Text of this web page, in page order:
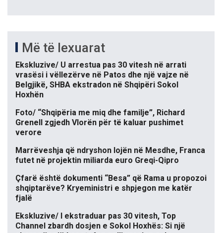
Më të lexuarat
Ekskluzive/ U arrestua pas 30 vitesh në arrati
vrasësi i vëllezërve në Patos dhe një vajze në
Belgjikë, SHBA ekstradon në Shqipëri Sokol
Hoxhën
Foto/ “Shqipëria me miq dhe familje”, Richard
Grenell zgjedh Vlorën për të kaluar pushimet
verore
Marrëveshja që ndryshon lojën në Mesdhe, Franca
futet në projektin miliarda euro Greqi-Qipro
Çfarë është dokumenti “Besa” që Rama u propozoi
shqiptarëve? Kryeministri e shpjegon me katër
fjalë
Ekskluzive/ I ekstraduar pas 30 vitesh, Top
Channel zbardh dosjen e Sokol Hoxhës: Si një